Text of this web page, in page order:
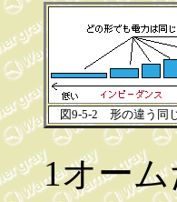
図9-5-2 形の違う同
1オー